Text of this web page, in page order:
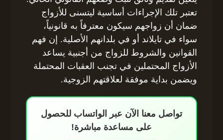
تعتبر تلك الإجراءات أساسية ليتسنى للأزواج
ضمان أن زواجهم سيكون معترفاً به قانونياً،
سواء في تايلاند أو في بلدانهم الأصلية. إن فهم
القوانين والشروط للزواج من أجنبية يساعد
الأزواج المحتملين في تجنب العقبات المحتملة
ويضمن بداية موفقة لعلاقتهم الزوجية.
تواصل معنا الآن عبر الواتساب للحصول
على مساعدة مباشرة!